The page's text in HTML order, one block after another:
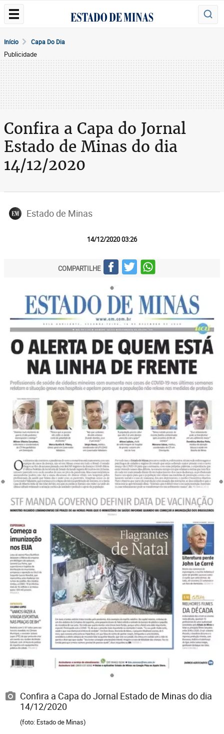
Início Capa Do Dia
Publicidade
Confira a Capa do Jornal
Estado de Minas do dia
14/12/2020
Estado de Minas
14/12/2020 03:26
COMPARTILHE
Confira a Capa do Jornal Estado de Minas do dia
14/12/2020
(foto: Estado de Minas)